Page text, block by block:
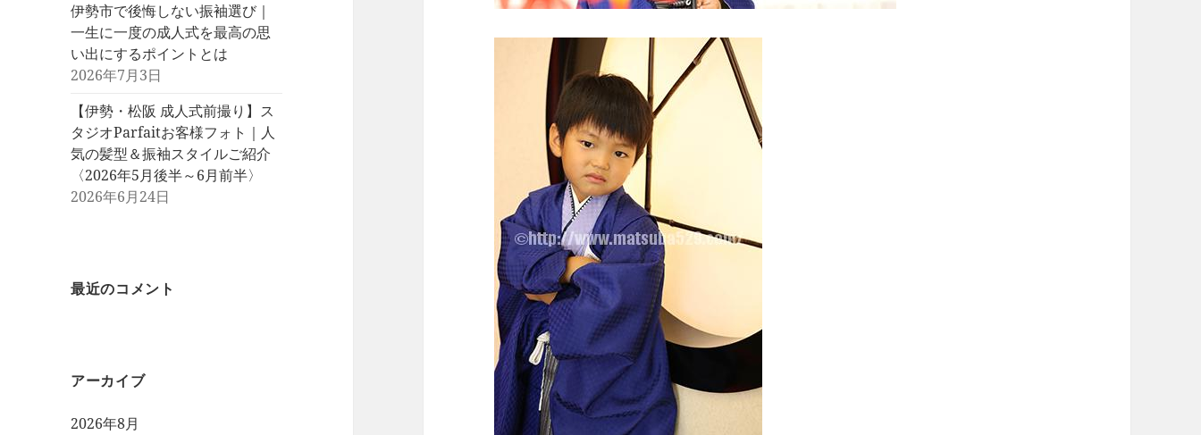
伊勢市で後悔しない振袖選び｜
一生に一度の成人式を最高の思
い出にするポイントとは
2026年7月3日
【伊勢・松阪 成人式前撮り】ス
タジオParfaitお客様フォト｜人
気の髪型＆振袖スタイルご紹介
〈2026年5月後半～6月前半〉
2026年6月24日
最近のコメント
アーカイブ
2026年8月